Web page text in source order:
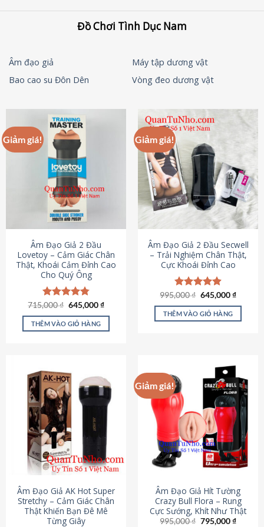
Đồ Chơi Tình Dục Nam
Âm đạo giả
Máy tập dương vật
Bao cao su Đôn Dên
Vòng đeo dương vật
Giảm giá!
Âm Đạo Giả 2 Đầu
Lovetoy – Cảm Giác Chân
Thật, Khoái Cảm Đỉnh Cao
Cho Quý Ông
Được xếp
hạng4.79
5 sao
715,000₫ Giá
là:
715,000 ₫.
645,000₫Giá
tại
THÊM VÀO GIỎ HÀNG
Giảm giá!
Âm Đạo Giả 2 Đầu Secwell
– Trải Nghiệm Chân Thật,
Cực Khoái Đỉnh Cao
Được xếp
hạng4.88
5 sao
995,000₫ Giá
là:
995,000 ₫.
645,000₫Giá
tại
THÊM VÀO GIỎ HÀNG
Âm Đạo Giả AK Hot Super
Stretchy – Cảm Giác Chân
Thật Khiến Bạn Đê Mê
Từng Giây
Giảm giá!
Âm Đạo Giả Hít Tường
Crazy Bull Flora – Rung
Cực Sướng, Khít Như Thật
995,000₫ Giá
795,000₫Giá